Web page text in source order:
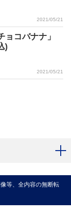
2021/05/21
ョコバナナ」
)
2021/05/21
等、全内容の無断転